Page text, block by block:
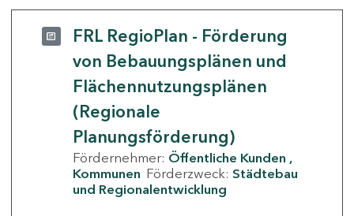
FRL RegioPlan - Förderung
von Bebauungsplänen und
Flächennutzungsplänen
(Regionale
Planungsförderung)
Fördernehmer: Öffentliche Kunden
Kommunen Förderzweck: Städtebau
und Regionalentwicklung